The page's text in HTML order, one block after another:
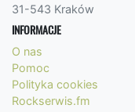
31-543 Kraków
INFORMACJE
O nas
Pomoc
Polityka cookies
Rockserwis.fm